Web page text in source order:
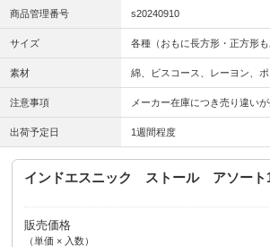
商品管理番号 s20240910
サイズ 各種（おもに長方形・正方形も
素材 綿、ビスコース、レーヨン、
注意事項 メーカー在庫につき売り違い
出荷予定日 1週間程度
インドエスニック ストール アソート
販売価格
（単価 × 入数）